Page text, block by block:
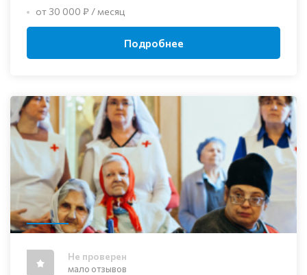
от 30 000 ₽ / месяц
Подробнее
Не проверен
мало отзывов